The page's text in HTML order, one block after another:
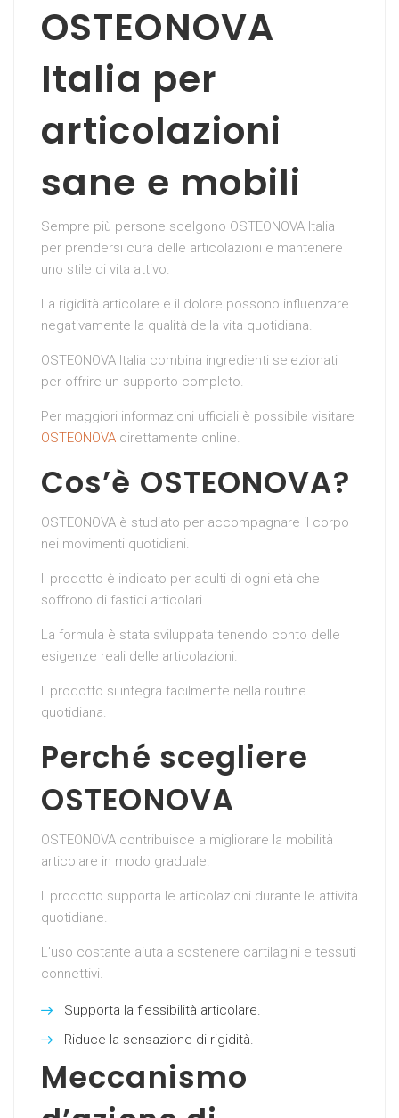
OSTEONOVA
Italia per
articolazioni
sane e mobili
Sempre più persone scelgono OSTEONOVA Italia
per prendersi cura delle articolazioni e mantenere
uno stile di vita attivo.
La rigidità articolare e il dolore possono influenzare
negativamente la qualità della vita quotidiana.
OSTEONOVA Italia combina ingredienti selezionati
per offrire un supporto completo.
Per maggiori informazioni ufficiali è possibile visitare
OSTEONOVA direttamente online.
Cos’è OSTEONOVA?
OSTEONOVA è studiato per accompagnare il corpo
nei movimenti quotidiani.
Il prodotto è indicato per adulti di ogni età che
soffrono di fastidi articolari.
La formula è stata sviluppata tenendo conto delle
esigenze reali delle articolazioni.
Il prodotto si integra facilmente nella routine
quotidiana.
Perché scegliere
OSTEONOVA
OSTEONOVA contribuisce a migliorare la mobilità
articolare in modo graduale.
Il prodotto supporta le articolazioni durante le attività
quotidiane.
L’uso costante aiuta a sostenere cartilagini e tessuti
connettivi.
Supporta la flessibilità articolare.
Riduce la sensazione di rigidità.
Meccanismo